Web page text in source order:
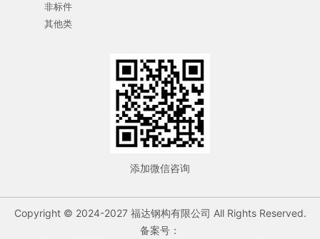
非标件
其他类
添加微信咨询
Copyright © 2024-2027 福达钢构有限公司 All Rights Reserved.
备案号：